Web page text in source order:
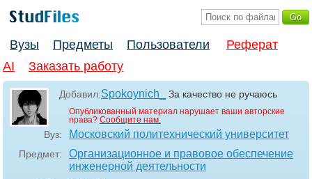
Вузы Предметы Пользователи
Реферат
AI
Заказать работу
Добавил:Spokoynich_ За качество не ручаюсь
Опубликованный материал нарушает ваши авторские
права? Сообщите нам.
Вуз: Московский политехнический университет
Предмет:
Организационное и правовое обеспечение
инженерной деятельности